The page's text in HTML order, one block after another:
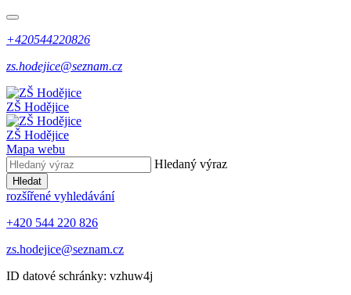
+420544220826
zs.hodejice@seznam.cz
ZŠ Hodějice
ZŠ Hodějice
Mapa webu
Hledaný výraz
Hledat
rozšířené vyhledávání
+420 544 220 826
zs.hodejice@seznam.cz
ID datové schránky: vzhuw4j